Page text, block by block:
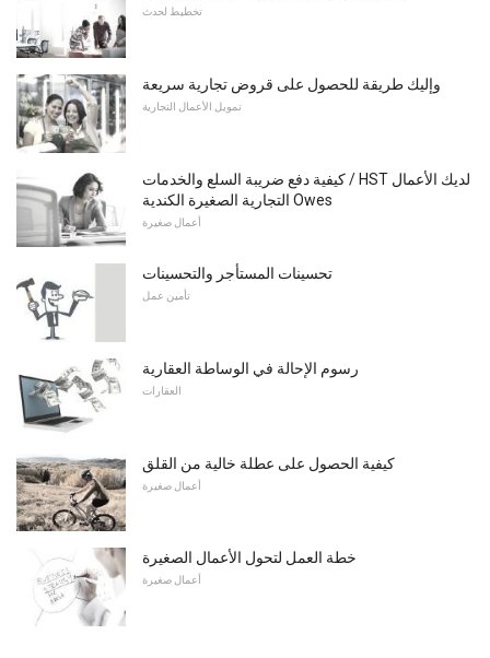
تخطيط لحدث
وإليك طريقة للحصول على قروض تجارية سريعة
تمويل الأعمال التجارية
كيفية دفع ضريبة السلع والخدمات / HST لديك الأعمال
التجارية الصغيرة الكندية Owes
أعمال صغيرة
تحسينات المستأجر والتحسينات
تأمين عمل
رسوم الإحالة في الوساطة العقارية
العقارات
كيفية الحصول على عطلة خالية من القلق
أعمال صغيرة
خطة العمل لتحول الأعمال الصغيرة
أعمال صغيرة